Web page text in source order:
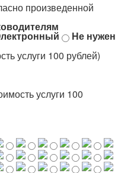
произведенной
Не нужен
услуги 100 рублей)
услуги 100